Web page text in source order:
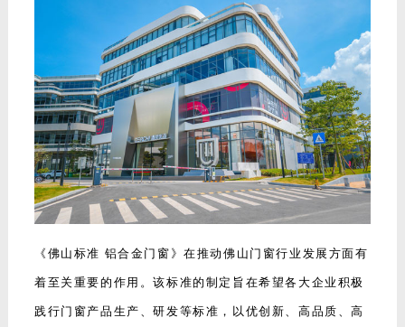
《佛山标准 铝合金门窗》在推动佛山门窗行业发展方面有
着至关重要的作用。该标准的制定旨在希望各大企业积极
践行门窗产品生产、研发等标准，以优创新、高品质、高